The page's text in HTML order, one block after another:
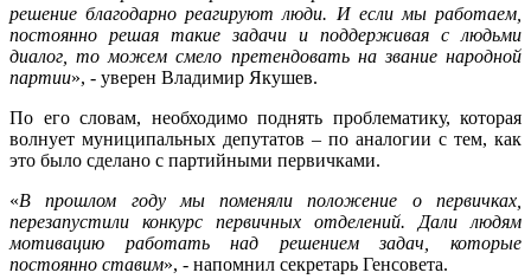
решение благодарно реагируют люди. И если мы работаем,
постоянно решая такие задачи и поддерживая с людьми
диалог, то можем смело претендовать на звание народной
партии», - уверен Владимир Якушев.
По его словам, необходимо поднять проблематику, которая
волнует муниципальных депутатов – по аналогии с тем, как
это было сделано с партийными первичками.
«В прошлом году мы поменяли положение о первичках,
перезапустили конкурс первичных отделений. Дали людям
мотивацию работать над решением задач, которые
постоянно ставим», - напомнил секретарь Генсовета.